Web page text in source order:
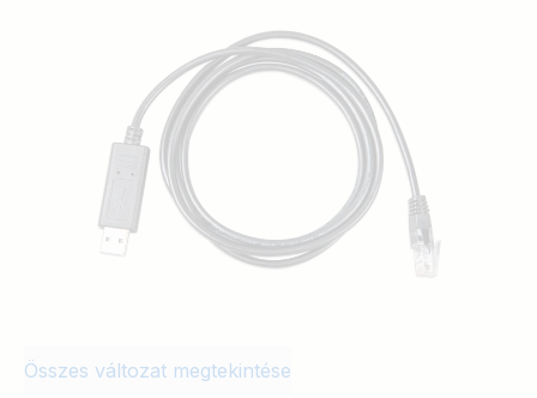
Összes változat megtekintése